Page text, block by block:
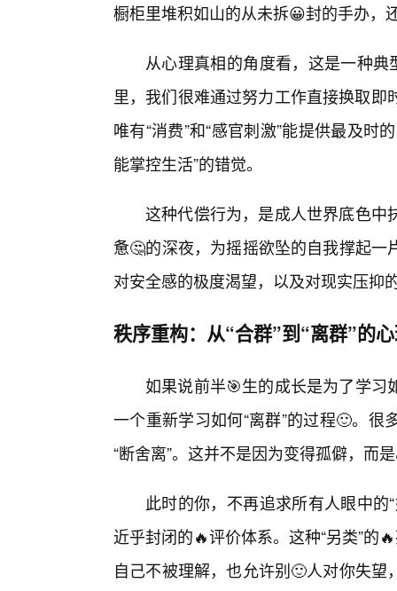
橱柜里堆积如山的从未拆😀封的手办，
从心理真相的角度看，这是一种典
里，我们很难通过努力工作直接换取
唯有“消费”和“感官刺激”能提供最及时
能掌控生活”的错觉。
这种代偿行为，是成人世界底色中
惫🤔的深夜，为摇摇欲坠的自我撑起
对安全感的极度渴望，以及对现实压抑
秩序重构：从“合群”到“离群”的
如果说前半🎯生的成长是为了学习
一个重新学习如何“离群”的过程🙂。
“断舍离”。这并不是因为变得孤僻，而
此时的你，不再追求所有人眼中的
近乎封闭的🔥评价体系。这种“另类”的
自己不被理解，也允许别🙂人对你失